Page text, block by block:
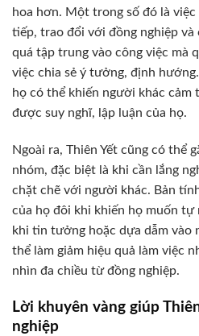
hoa hơn. Một trong số đó là
tiếp, trao đổi với đồng nghiệp và
quá tập trung vào công việc mà
việc chia sẻ ý tưởng, định
họ có thể khiến người khác cảm
được suy nghĩ, lập luận của họ.
Ngoài ra, Thiên Yết cũng có thể
nhóm, đặc biệt là khi cần lắng
chặt chẽ với người khác. Bản
của họ đôi khi khiến họ muốn
khi tin tưởng hoặc dựa dẫm vào
thể làm giảm hiệu quả làm việc
nhìn đa chiều từ đồng nghiệp.
Lời khuyên vàng giúp
nghiệp